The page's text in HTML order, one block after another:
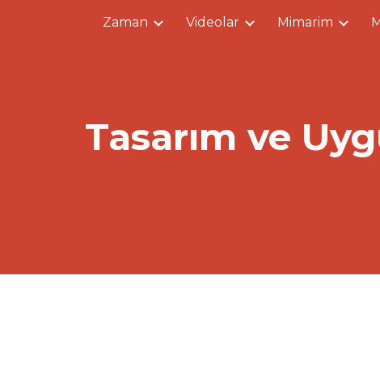
Skip to main content
Zaman Videolar Mimarim
Tasarım ve